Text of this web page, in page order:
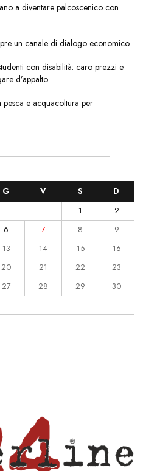
a diventare palcoscenico con
un canale di dialogo economico
con disabilità: caro prezzi e
d’appalto
e acquacoltura per
G V S
D
1
2
6 7 8
9
13 14 15
16
20 21 22
23
27 28 29
30